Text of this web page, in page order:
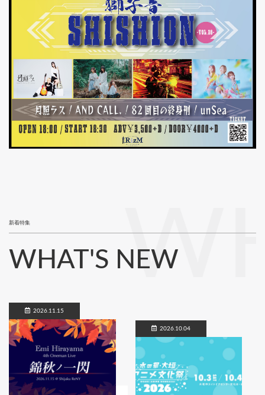
新着特集
WHAT'S NEW
2026.11.15
2026.10.04